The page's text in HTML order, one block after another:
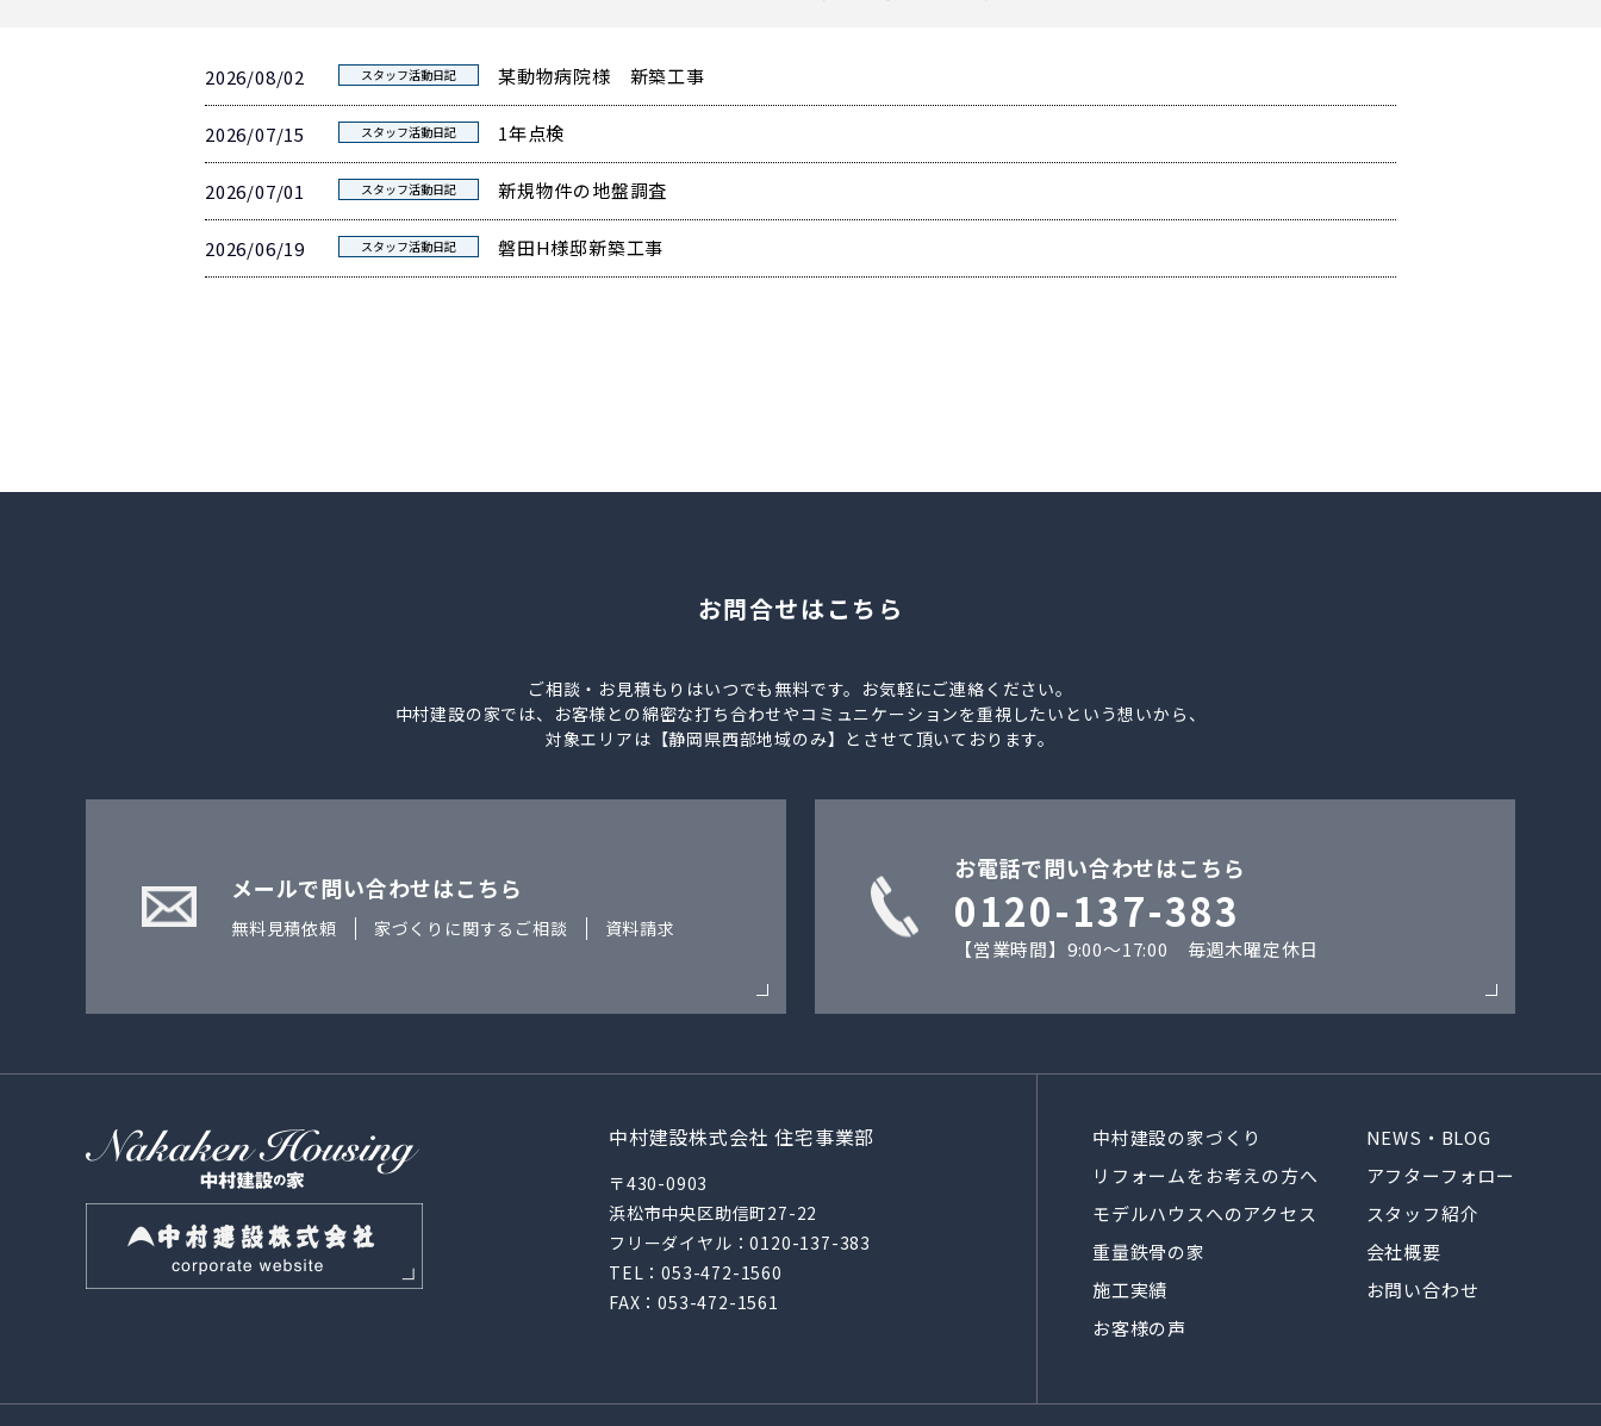
2026/08/02 スタッフ活動日記 某動物病院様 新築工事
2026/07/15 スタッフ活動日記 1年点検
2026/07/01 スタッフ活動日記 新規物件の地盤調査
2026/06/19 スタッフ活動日記 磐田H様邸新築工事
お問合せはこちら
ご相談・お見積もりはいつでも無料です。お気軽にご連絡ください。
中村建設の家では、お客様との綿密な打ち合わせやコミュニケーションを重視したいという想いから、
対象エリアは【静岡県西部地域のみ】とさせて頂いております。
メールで問い合わせはこちら
無料見積依頼 家づくりに関するご相談 資料請求
お電話で問い合わせはこちら
0120-137-383
【営業時間】9:00〜17:00 毎週木曜定休日
中村建設株式会社 住宅事業部
〒430-0903
浜松市中央区助信町27-22
フリーダイヤル：0120-137-383
TEL：053-472-1560
FAX：053-472-1561
中村建設の家づくり
リフォームをお考えの方へ
モデルハウスへのアクセス
重量鉄骨の家
施工実績
お客様の声
NEWS・BLOG
アフターフォロー
スタッフ紹介
会社概要
お問い合わせ